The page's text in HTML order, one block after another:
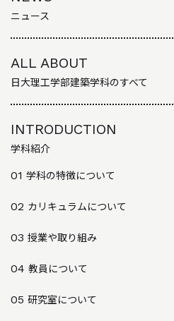
ニュース
ALL ABOUT
日大理工学部建築学科のすべて
INTRODUCTION
学科紹介
01 学科の特徴について
02 カリキュラムについて
03 授業や取り組み
04 教員について
05 研究室について